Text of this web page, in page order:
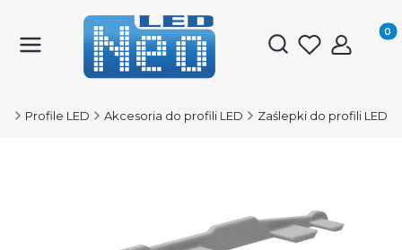
Otwórz
Profile LED Akcesoria do profili LED Zaślepki do profili LED